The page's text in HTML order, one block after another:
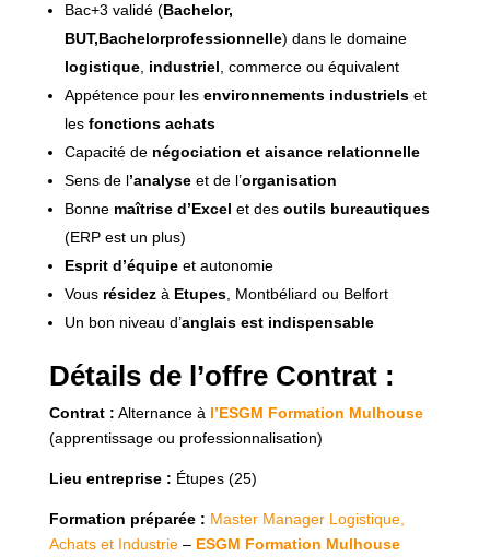
Bac+3 validé (Bachelor,
BUT,Bachelorprofessionnelle) dans le domaine
logistique, industriel , commerce ou équivalent
Appétence pour les environnements industrielset
les fonctions achats
Capacité de négociation et aisance relationnelle
Sens de l’analyseet de l’organisation
Bonne maîtrise d’Excel et des outils bureautiques
(ERP est un plus)
Esprit d’équipeet autonomie
Vous résidezà Etupes, Montbéliard ou Belfort
Un bon niveau d’anglais est indispensable
Détails de l’offre Contrat :
Contrat : Alternance à l’ESGM Formation Mulhouse
(apprentissage ou professionnalisation)
Lieu entreprise : Étupes (25)
Formation préparée : Master Manager Logistique,
Achats et Industrie– ESGM Formation Mulhouse